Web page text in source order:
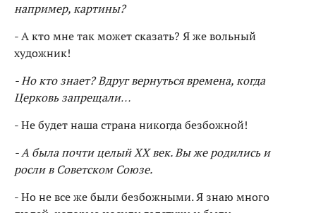
например, картины?
- А кто мне так может сказать? Я же вольный
художник!
- Но кто знает? Вдруг вернуться времена, когда
Церковь запрещали…
- Не будет наша страна никогда безбожной!
- А была почти целый XX век. Вы же родились и
росли в Советском Союзе.
- Но не все же были безбожными. Я знаю много